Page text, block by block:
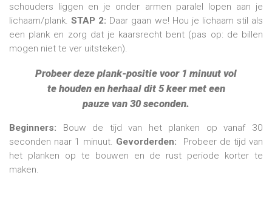
schouders liggen en je onder armen paralel lopen aan je
lichaam/plank.STAP 2: Daar gaan we! Hou je lichaam stil als
een plank en zorg dat je kaarsrecht bent (pas op: de billen
mogen niet te ver uitsteken).
Probeer deze plank-positie voor 1 minuut vol
te houden en herhaal dit 5 keer met een
pauze van 30 seconden.
Beginners: Bouw de tijd van het planken op vanaf 30
seconden naar 1 minuut. Gevorderden:
Probeer de tijd van
het planken op te bouwen en de rust periode korter te
maken.